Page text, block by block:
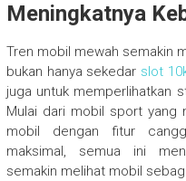
Meningkatnya
Tren mobil mewah semakin
bukan hanya sekedar slot
juga untuk memperlihatkan
Mulai dari mobil sport yang
mobil dengan fitur
maksimal, semua ini
semakin melihat mobil